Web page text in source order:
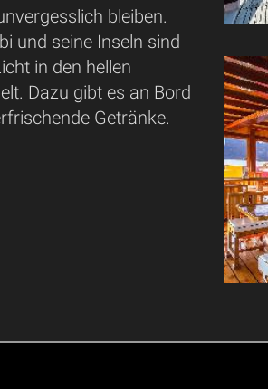
bleiben.
und seine Inseln sind
in den hellen
Dazu gibt es an Bord
Getränke.